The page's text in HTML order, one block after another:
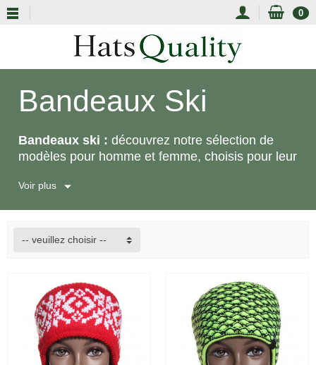
0
Bandeaux Ski
Bandeaux ski : découvrez notre sélection de
modèles pour homme et femme, choisis pour leur
laine, en polaire ou doublés polaire, nos
légère et agréable à porter.
Voir plus
-- veuillez choisir --